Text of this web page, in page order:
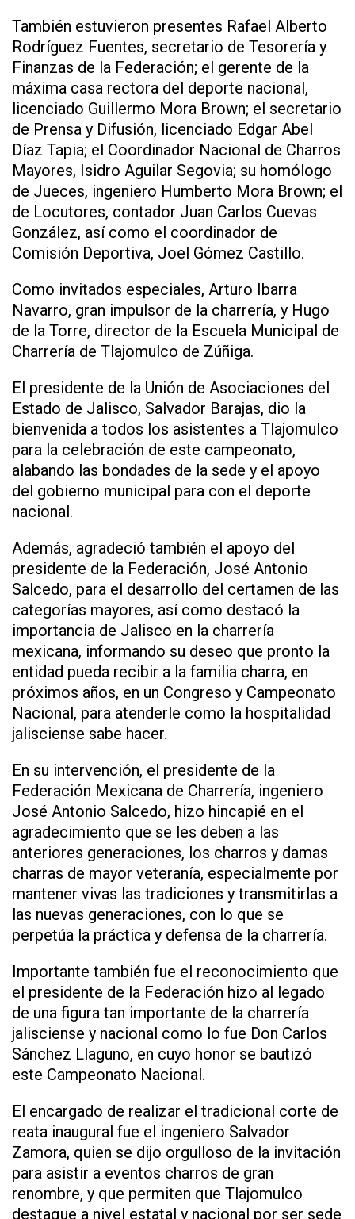
También estuvieron presentes Rafael Alberto
Rodríguez Fuentes, secretario de Tesorería y
Finanzas de la Federación; el gerente de la
máxima casa rectora del deporte nacional,
licenciado Guillermo Mora Brown; el secretario
de Prensa y Difusión, licenciado Edgar Abel
Díaz Tapia; el Coordinador Nacional de Charros
Mayores, Isidro Aguilar Segovia; su homólogo
de Jueces, ingeniero Humberto Mora Brown; el
de Locutores, contador Juan Carlos Cuevas
González, así como el coordinador de
Comisión Deportiva, Joel Gómez Castillo.
Como invitados especiales, Arturo Ibarra
Navarro, gran impulsor de la charrería, y Hugo
de la Torre, director de la Escuela Municipal de
Charrería de Tlajomulco de Zúñiga.
El presidente de la Unión de Asociaciones del
Estado de Jalisco, Salvador Barajas, dio la
bienvenida a todos los asistentes a Tlajomulco
para la celebración de este campeonato,
alabando las bondades de la sede y el apoyo
del gobierno municipal para con el deporte
nacional.
Además, agradeció también el apoyo del
presidente de la Federación, José Antonio
Salcedo, para el desarrollo del certamen de las
categorías mayores, así como destacó la
importancia de Jalisco en la charrería
mexicana, informando su deseo que pronto la
entidad pueda recibir a la familia charra, en
próximos años, en un Congreso y Campeonato
Nacional, para atenderle como la hospitalidad
jalisciense sabe hacer.
En su intervención, el presidente de la
Federación Mexicana de Charrería, ingeniero
José Antonio Salcedo, hizo hincapié en el
agradecimiento que se les deben a las
anteriores generaciones, los charros y damas
charras de mayor veteranía, especialmente por
mantener vivas las tradiciones y transmitirlas a
las nuevas generaciones, con lo que se
perpetúa la práctica y defensa de la charrería.
Importante también fue el reconocimiento que
el presidente de la Federación hizo al legado
de una figura tan importante de la charrería
jalisciense y nacional como lo fue Don Carlos
Sánchez Llaguno, en cuyo honor se bautizó
este Campeonato Nacional.
El encargado de realizar el tradicional corte de
reata inaugural fue el ingeniero Salvador
Zamora, quien se dijo orgulloso de la invitación
para asistir a eventos charros de gran
renombre, y que permiten que Tlajomulco
destaque a nivel estatal y nacional por ser sede